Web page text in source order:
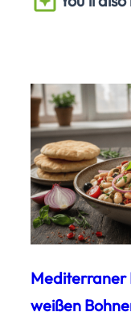
Mediterraner
weißen